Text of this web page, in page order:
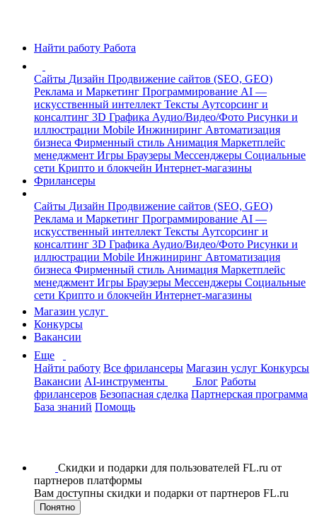
Найти работу Работа
Сайты Дизайн Продвижение сайтов (SEO, GEO)
Реклама и Маркетинг Программирование AI —
искусственный интеллект Тексты Аутсорсинг и
консалтинг 3D Графика Аудио/Видео/Фото Рисунки и
иллюстрации Mobile Инжиниринг Автоматизация
бизнеса Фирменный стиль Анимация Маркетплейс
менеджмент Игры Браузеры Мессенджеры Социальные
сети Крипто и блокчейн Интернет-магазины
Фрилансеры
Сайты Дизайн Продвижение сайтов (SEO, GEO)
Реклама и Маркетинг Программирование AI —
искусственный интеллект Тексты Аутсорсинг и
консалтинг 3D Графика Аудио/Видео/Фото Рисунки и
иллюстрации Mobile Инжиниринг Автоматизация
бизнеса Фирменный стиль Анимация Маркетплейс
менеджмент Игры Браузеры Мессенджеры Социальные
сети Крипто и блокчейн Интернет-магазины
Магазин услуг
Конкурсы
Вакансии
Еще
Найти работу Все фрилансеры Магазин услуг Конкурсы
Вакансии AI-инструменты Блог Работы
фрилансеров Безопасная сделка Партнерская программа
База знаний Помощь
Скидки и подарки для пользователей FL.ru от
партнеров платформы
Вам доступны скидки и подарки от партнеров FL.ru
Понятно